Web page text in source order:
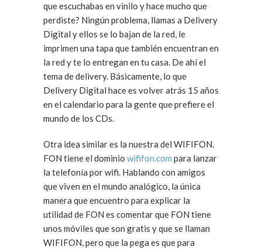
que escuchabas en vinilo y hace mucho que
perdiste? Ningún problema, llamas a Delivery
Digital y ellos se lo bajan de la red, le
imprimen una tapa que también encuentran en
la red y te lo entregan en tu casa. De ahí el
tema de delivery. Básicamente, lo que
Delivery Digital hace es volver atrás 15 años
en el calendario para la gente que prefiere el
mundo de los CDs.
Otra idea similar es la nuestra del WIFIFON.
FON tiene el dominio wififon.com para lanzar
la telefonía por wifi. Hablando con amigos
que viven en el mundo analógico, la única
manera que encuentro para explicar la
utilidad de FON es comentar que FON tiene
unos móviles que son gratis y que se llaman
WIFIFON, pero que la pega es que para